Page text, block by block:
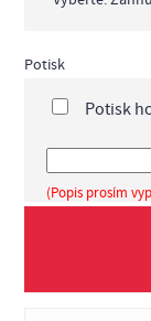
Potisk
Potisk
(Popis prosím